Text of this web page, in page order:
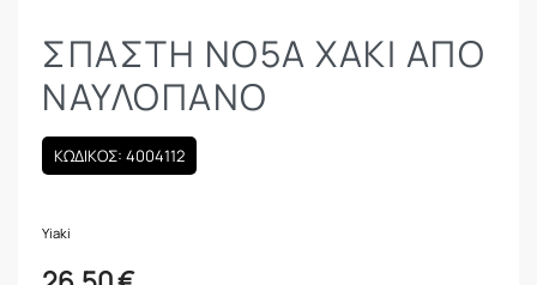
ΣΠΑΣΤΗ ΝΟ5Α ΧΑΚΙ ΑΠΟ
ΝΑΥΛΟΠΑΝΟ
ΚΩΔΙΚΟΣ: 4004112
Yiaki